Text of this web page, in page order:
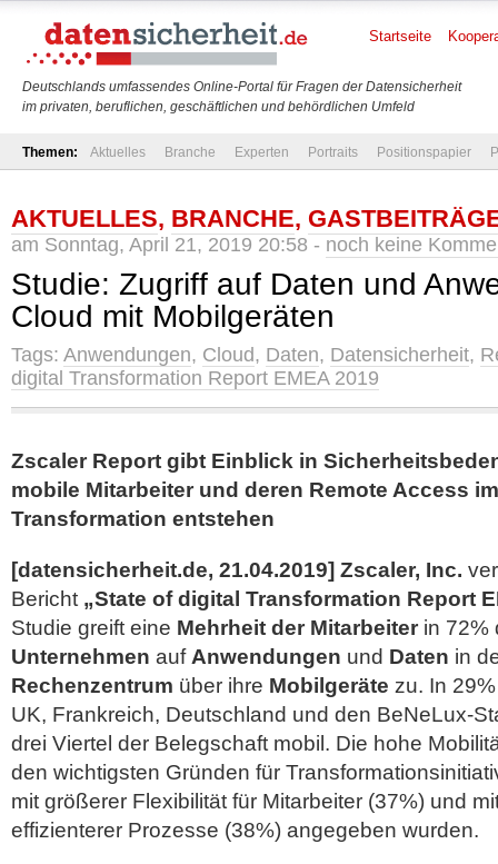
Deutschlands umfassendes Online-Portal für Fragen der Datensicherheit
im privaten, beruflichen, geschäftlichen und behördlichen Umfeld
Startseite
Themen: Aktuelles Branche Experten Portraits Positionspapier
AKTUELLES, BRANCHE,
am Sonntag, April 21, 2019 20:58 - noch keine
Studie: Zugriff auf Daten und
Cloud mit Mobilgeräten
Tags: Anwendungen, Cloud, Daten, Datensicherheit,
digital Transformation Report EMEA 2019
Zscaler Report gibt Einblick in
mobile Mitarbeiter und deren Remote Access
Transformation entstehen
[datensicherheit.de, 21.04.2019] Zscaler, Inc.
Bericht „State of digital Transformation Report
Studie greift eine Mehrheit der Mitarbeiter in 72%
Unternehmen auf Anwendungen und Daten in
Rechenzentrum über ihre Mobilgeräte zu. In
UK, Frankreich, Deutschland und den BeNeLux-
drei Viertel der Belegschaft mobil. Die hohe
den wichtigsten Gründen für
mit größerer Flexibilität für Mitarbeiter (37%) und
effizienterer Prozesse (38%) angegeben wurden.